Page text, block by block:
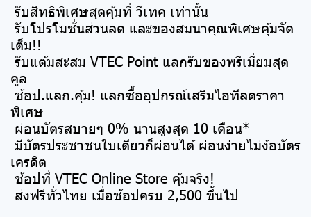
รับสิทธิพิเศษสุดคุ้มที่ วีเทค เท่านั้น
รับโปรโมชั่นส่วนลด และของสมนาคุณพิเศษคุ้มจัด
เต็ม!!
รับแต้มสะสม VTEC Point แลกรับของพรีเมี่ยมสุด
คูล
ช้อป.แลก.คุ้ม! แลกซื้ออุปกรณ์เสริมไอทีลดราคา
พิเศษ
ผ่อนบัตรสบายๆ 0% นานสูงสุด 10 เดือน*
มีบัตรประชาชนใบเดียวก็ผ่อนได้ ผ่อนง่ายไม่ง้อบัตร
เครดิต
ช้อปที่ VTEC Online Store คุ้มจริง!
ส่งฟรีทั่วไทย เมื่อช้อปครบ 2,500 ขึ้นไป